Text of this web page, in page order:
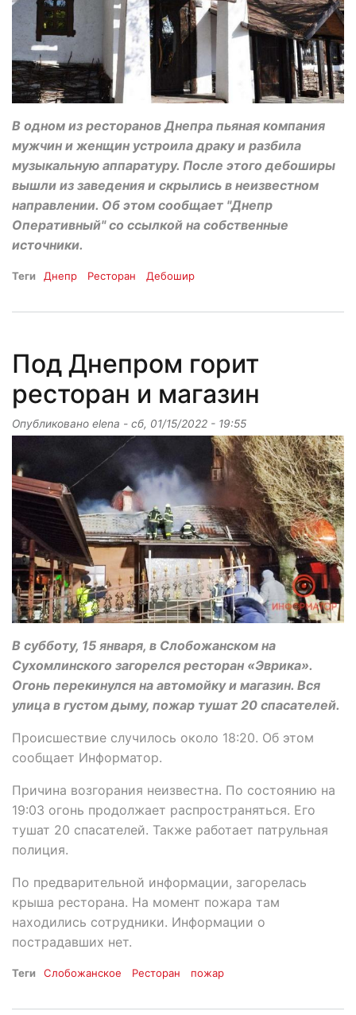
В одном из ресторанов Днепра пьяная компания
мужчин и женщин устроила драку и разбила
музыкальную аппаратуру. После этого дебоширы
вышли из заведения и скрылись в неизвестном
направлении. Об этом сообщает "Днепр
Оперативный" со ссылкой на собственные
источники.
Теги Днепр Ресторан Дебошир
Под Днепром горит
ресторан и магазин
Опубликовано elena - сб, 01/15/2022 - 19:55
В субботу, 15 января, в Слобожанском на
Сухомлинского загорелся ресторан «Эврика».
Огонь перекинулся на автомойку и магазин. Вся
улица в густом дыму, пожар тушат 20 спасателей.
Происшествие случилось около 18:20. Об этом
сообщает Информатор.
Причина возгорания неизвестна. По состоянию на
19:03 огонь продолжает распространяться. Его
тушат 20 спасателей. Также работает патрульная
полиция.
По предварительной информации, загорелась
крыша ресторана. На момент пожара там
находились сотрудники. Информации о
пострадавших нет.
Теги Слобожанское Ресторан пожар